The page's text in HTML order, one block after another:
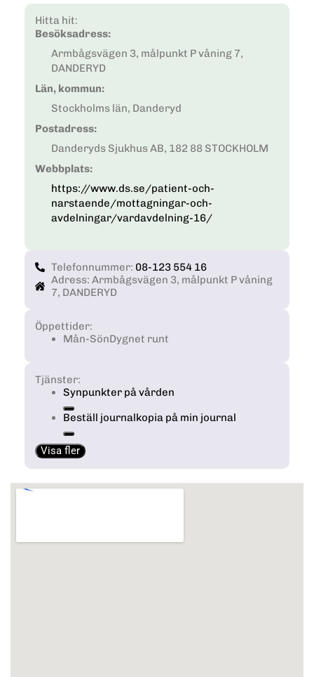
Hitta hit:
Besöksadress:
Armbågsvägen 3, målpunkt P våning 7,
DANDERYD
Län, kommun:
Stockholms län, Danderyd
Postadress:
Danderyds Sjukhus AB, 182 88 STOCKHOLM
Webbplats:
https://www.ds.se/patient-och-
narstaende/mottagningar-och-
avdelningar/vardavdelning-16/
Telefonnummer: 08-123 554 16
Adress: Armbågsvägen 3, målpunkt P våning
7, DANDERYD
Öppettider:
Mån-SönDygnet runt
Tjänster:
Synpunkter på vården
Beställ journalkopia på min journal
Visa fler